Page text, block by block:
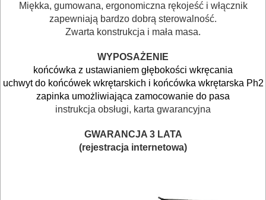
BUDOWLANE
MASZYNY
BRUKARSKIE
OBRÓBKA
DREWNA
Miękka, gumowana, ergonomiczna rękojeść i włącznik
zapewniają bardzo dobrą sterowalność.
Zwarta konstrukcja i mała masa.
WYPOSAŻENIE
końcówka z ustawianiem głębokości wkręcania
uchwyt do końcówek wkrętarskich i końcówka wkrętarska Ph2
zapinka umożliwiająca zamocowanie do pasa
instrukcja obsługi, karta gwarancyjna
GWARANCJA 3 LATA
(rejestracja internetowa)